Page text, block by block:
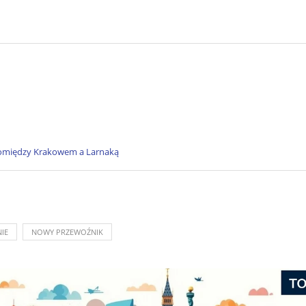
Krakowem a Larnaką
NOWY PRZEWOŹNIK